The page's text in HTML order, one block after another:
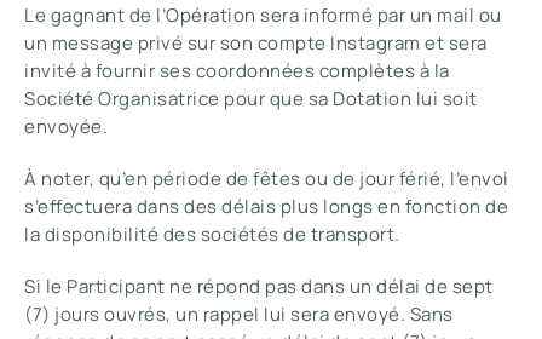
Le gagnant de l’Opération sera informé par un mail ou
un message privé sur son compte Instagram et sera
invité à fournir ses coordonnées complètes à la
Société Organisatrice pour que sa Dotation lui soit
envoyée.
À noter, qu’en période de fêtes ou de jour férié, l’envoi
s’effectuera dans des délais plus longs en fonction de
la disponibilité des sociétés de transport.
Si le Participant ne répond pas dans un délai de sept
(7) jours ouvrés, un rappel lui sera envoyé. Sans